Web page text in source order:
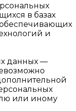
в базах
и
данных —
или иному